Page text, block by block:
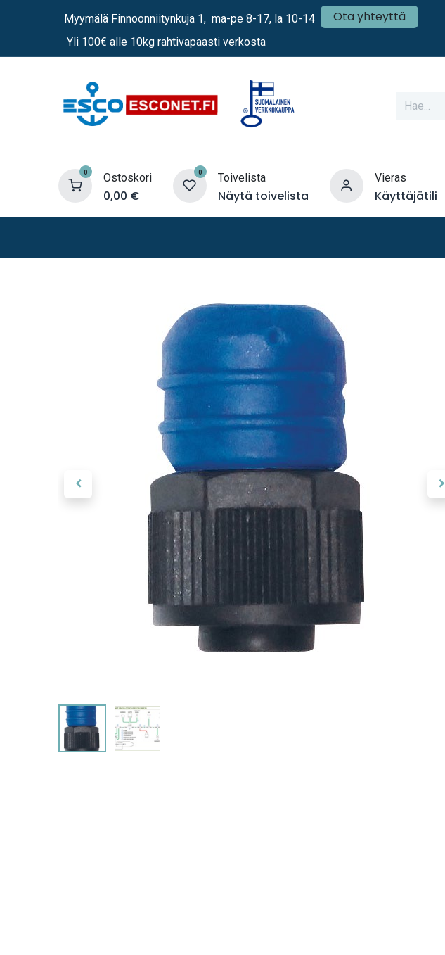
Myymälä Finnoonniitynkuja 1, ma-pe 8-17, la 10-14 Ota yhteyttä
Yli 100€ alle 10kg rahtivapaasti verkosta
0 Ostoskori
0,00 €
0 Toivelista
Näytä toivelista
Vieras
Käyttäjätili